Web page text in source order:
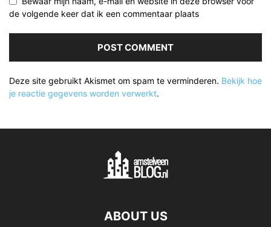
de volgende keer dat ik een commentaar plaats
Deze site gebruikt Akismet om spam te verminderen. Bekijk hoe
je reactie gegevens worden verwerkt.
ABOUT US